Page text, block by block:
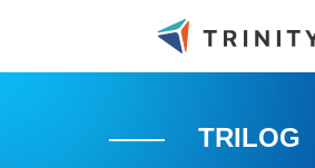
TRILOG